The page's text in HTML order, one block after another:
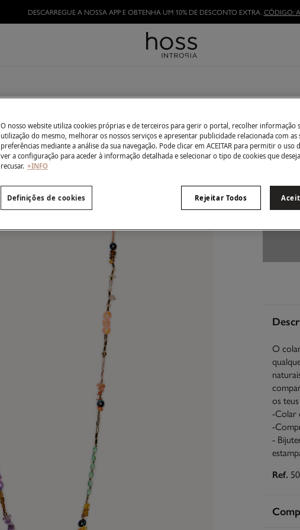
DESCARREGUE A NOSSA APP E OBTENHA UM 10% DE DESCONTO EXTRA.CÓDIGO:
Lara.
€ 23,00
€ 59,00
Côr:
O
os
-Colar
-
-
Ref.
O nosso website utiliza cookies próprias e de terceiros para gerir o portal, recolher informação
utilização do mesmo, melhorar os nossos serviços e apresentar publicidade relacionada com as
preferências mediante a análise da sua navegação. Pode clicar em ACEITAR para permitir o uso
ver a configuração para aceder à informação detalhada e selecionar o tipo de cookies que
recusar. +INFO
Rejeitar Todos
Definições de cookies